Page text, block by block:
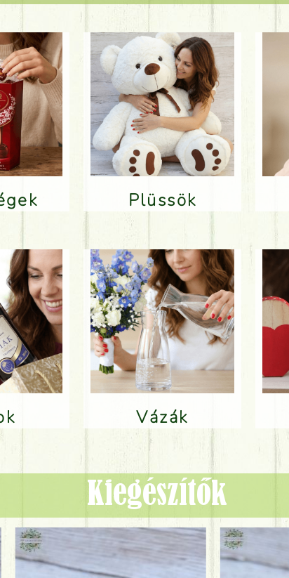
Plüssök
Vázák
Kiegészítők